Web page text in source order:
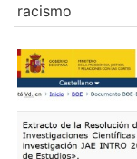
racismo